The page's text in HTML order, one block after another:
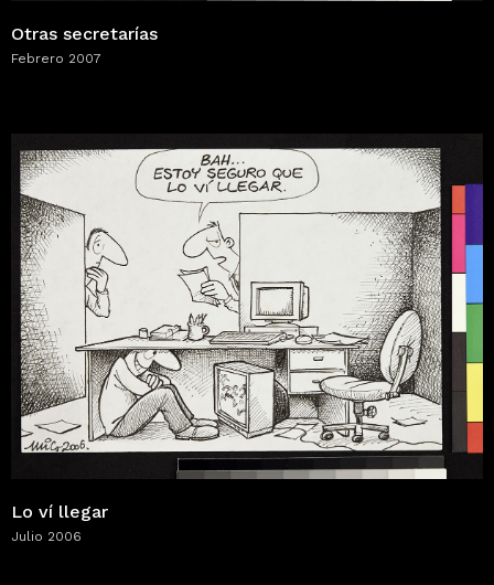
Otras secretarías
Febrero 2007
Lo ví llegar
Julio 2006